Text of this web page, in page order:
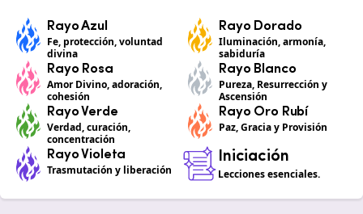
Rayo Azul
Fe, protección, voluntad
divina
Rayo Dorado
Iluminación, armonía,
sabiduría
Rayo Rosa
Amor Divino, adoración,
cohesión
Rayo Blanco
Pureza, Resurrección y
Ascensión
Rayo Verde
Verdad, curación,
concentración
Rayo Oro Rubí
Paz, Gracia y Provisión
Rayo Violeta
Trasmutación y liberación
Iniciación
Lecciones esenciales.